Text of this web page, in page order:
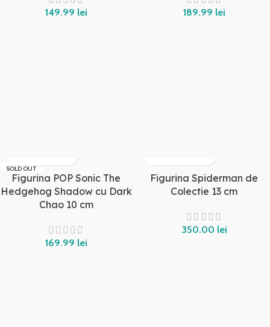
lei lei
SOLD OUT
Figurina POP Sonic The
Hedgehog Shadow cu Dark
Chao 10 cm
lei
Figurina Spiderman de
Colectie 13 cm
lei